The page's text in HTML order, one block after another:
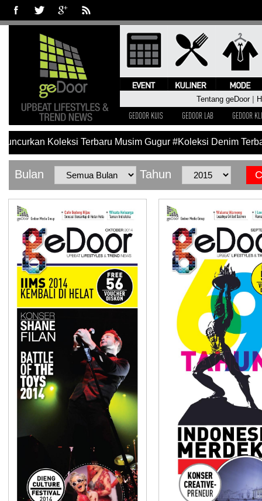
Tentang geDoor|
GEDOOR KUIS GEDOOR LAB GEDOOR
Koleksi Terbaru Musim Gugur #Koleksi Denim
Bulan Tahun